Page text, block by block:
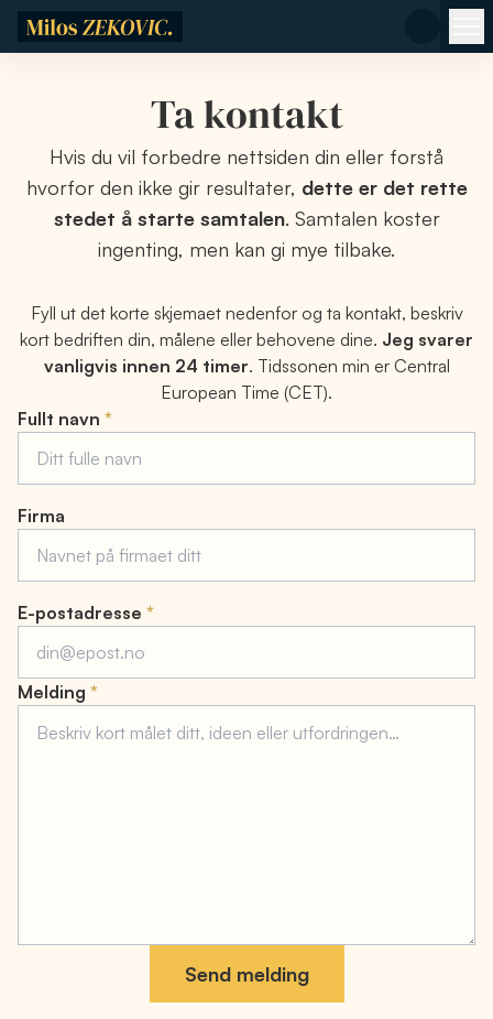
Ta kontakt
Hvis du vil forbedre nettsiden din eller forstå
hvorfor den ikke gir resultater, dette er det rette
stedet å starte samtalen. Samtalen koster
ingenting, men kan gi mye tilbake.
Fyll ut det korte skjemaet nedenfor og ta kontakt, beskriv
kort bedriften din, målene eller behovene dine. Jeg svarer
vanligvis innen 24 timer. Tidssonen min er Central
European Time (CET).
Fullt navn *forms.mess_required
Firma
E-postadresse *forms.mess_required
Melding *forms.mess_required
Send melding